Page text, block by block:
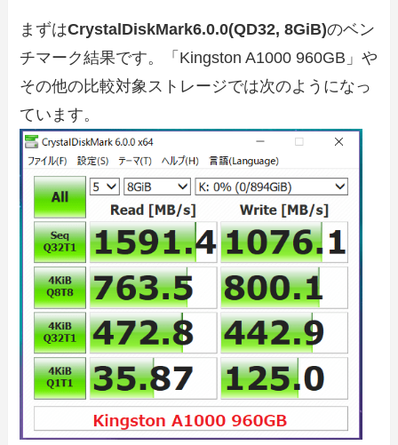
まずはCrystalDiskMark6.0.0(QD32, 8GiB)のベン
チマーク結果です。「Kingston A1000 960GB」や
その他の比較対象ストレージでは次のようになっ
ています。